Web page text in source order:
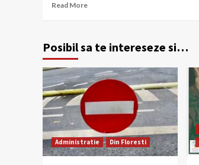
Read More
Posibil sa te intereseze si…
Administratie Din Floresti